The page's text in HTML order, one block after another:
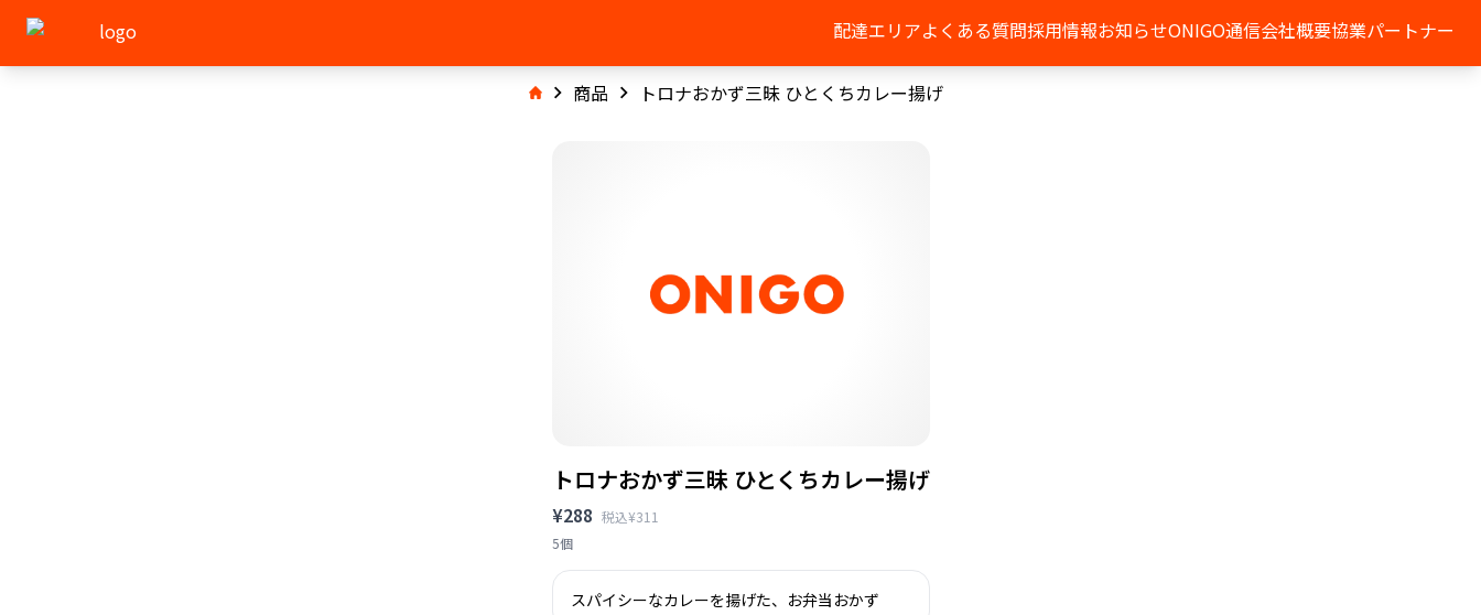
配達エリアよくある質問採用情報お知らせONIGO通信会社概要協業パートナー
商品 トロナおかず三昧 ひとくちカレー揚げ
トロナおかず三昧 ひとくちカレー揚げ
¥288 税込¥311
5個
スパイシーなカレーを揚げた、お弁当おかず